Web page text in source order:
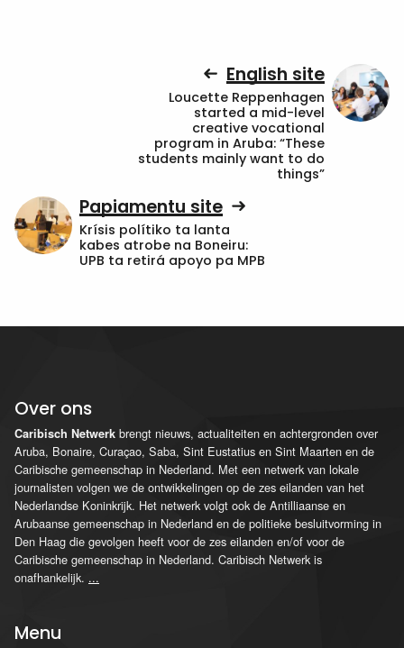
English site
Loucette Reppenhagen
started a mid-level
creative vocational
program in Aruba: “These
students mainly want to do
things”
Papiamentu site
Krísis polítiko ta lanta
kabes atrobe na Boneiru:
UPB ta retirá apoyo pa MPB
Over ons
Caribisch Netwerk brengt nieuws, actualiteiten en achtergronden over
Aruba, Bonaire, Curaçao, Saba, Sint Eustatius en Sint Maarten en de
Caribische gemeenschap in Nederland. Met een netwerk van lokale
journalisten volgen we de ontwikkelingen op de zes eilanden van het
Nederlandse Koninkrijk. Het netwerk volgt ook de Antilliaanse en
Arubaanse gemeenschap in Nederland en de politieke besluitvorming in
Den Haag die gevolgen heeft voor de zes eilanden en/of voor de
Caribische gemeenschap in Nederland. Caribisch Netwerk is
onafhankelijk. ...
Menu